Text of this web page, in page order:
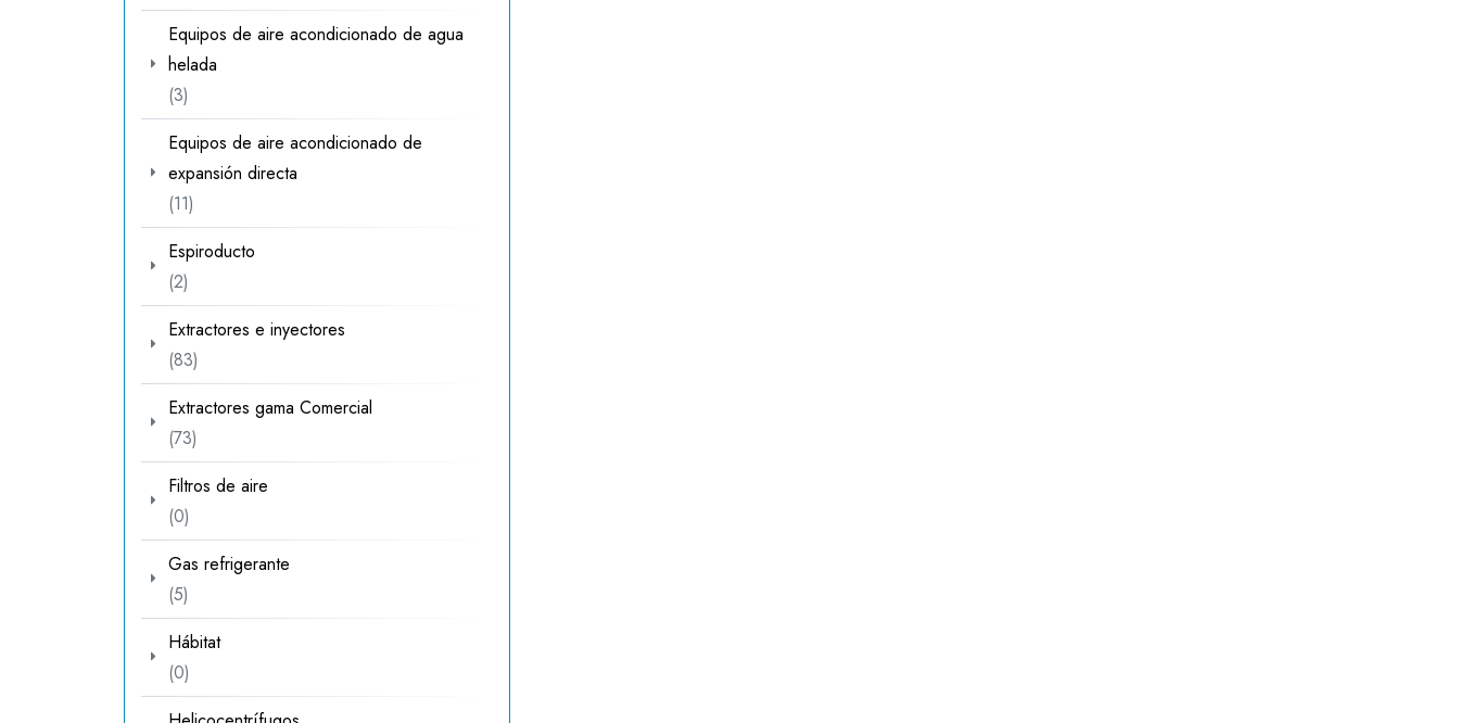
productos
Equipos de aire acondicionado de agua
helada
33
productos
Equipos de aire acondicionado de
expansión directa
1111
productos
Espiroducto
22
productos
Extractores e inyectores
8383
productos
Extractores gama Comercial
7373
productos
Filtros de aire
00
productos
Gas refrigerante
55
productos
Hábitat
00
productos